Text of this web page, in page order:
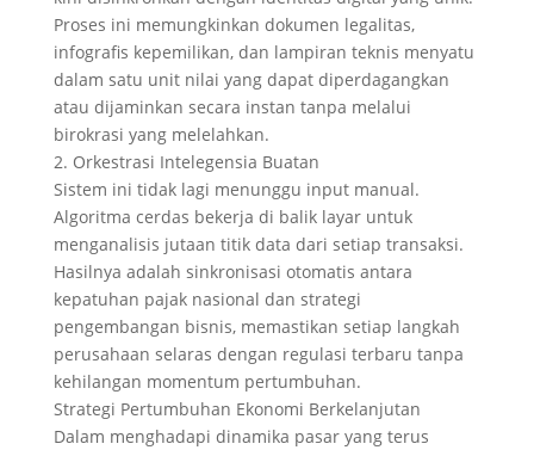
Proses ini memungkinkan dokumen legalitas,
infografis kepemilikan, dan lampiran teknis menyatu
dalam satu unit nilai yang dapat diperdagangkan
atau dijaminkan secara instan tanpa melalui
birokrasi yang melelahkan.
2. Orkestrasi Intelegensia Buatan
Sistem ini tidak lagi menunggu input manual.
Algoritma cerdas bekerja di balik layar untuk
menganalisis jutaan titik data dari setiap transaksi.
Hasilnya adalah sinkronisasi otomatis antara
kepatuhan pajak nasional dan strategi
pengembangan bisnis, memastikan setiap langkah
perusahaan selaras dengan regulasi terbaru tanpa
kehilangan momentum pertumbuhan.
Strategi Pertumbuhan Ekonomi Berkelanjutan
Dalam menghadapi dinamika pasar yang terus